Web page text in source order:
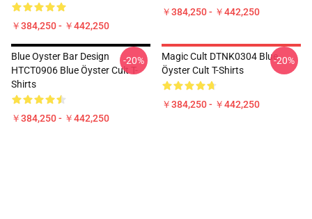
￥384,250 - ￥442,250
￥384,250 - ￥442,250
Blue Oyster Bar Design
HTCT0906 Blue Öyster Cult T-
Shirts
￥384,250 - ￥442,250
-20%
Magic Cult DTNK0304 Blue
Öyster Cult T-Shirts
￥384,250 - ￥442,250
-20%